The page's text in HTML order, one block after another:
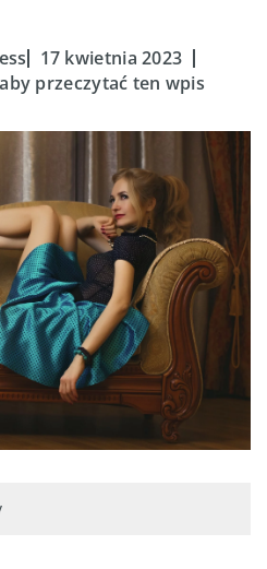
17 kwietnia 2023
przeczytać ten wpis